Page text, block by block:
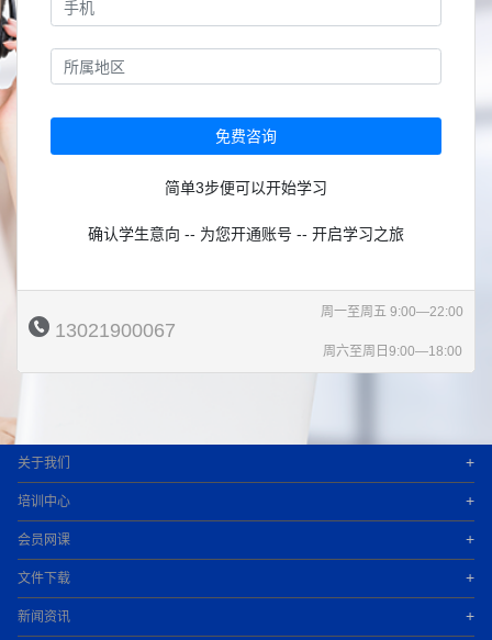
免费咨询
简单3步便可以开始学习
确认学生意向 -- 为您开通账号 -- 开启学习之旅
13021900067
周一至周五 9:00—22:00
周六至周日9:00—18:00
关于我们 +
培训中心 +
会员网课 +
文件下载 +
新闻资讯 +